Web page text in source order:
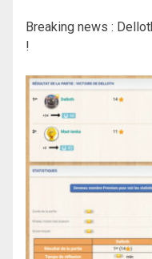
Breaking news :
!